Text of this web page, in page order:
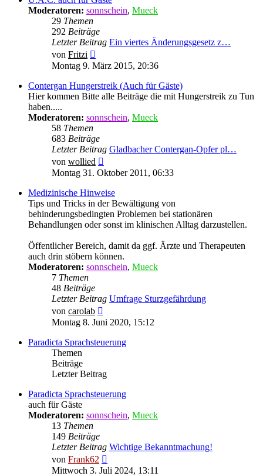
Moderatoren: sonnschein, Mueck
29 Themen
292 Beiträge
Letzter Beitrag Ein viertes Änderungsgesetz z…
von Fritzi
Beitrag
Montag 9. März 2015, 20:36
Contergan Hungerstreik (Auch für Gäste)
Hier kommen Bitte alle Beiträge die mit Hungerstreik zu Tun
haben.....
Moderatoren: sonnschein, Mueck
58 Themen
683 Beiträge
Letzter Beitrag Gladbacher Contergan-Opfer pl…
von wollied
Beitrag
Montag 31. Oktober 2011, 06:33
Medizinische Hinweise
Tips und Tricks in der Bewältigung von
behinderungsbedingten Problemen bei stationären
Behandlungen oder sonst im klinischen Alltag darzustellen.
Öffentlicher Bereich, damit da ggf. Ärzte und Therapeuten
auch drin stöbern können.
Moderatoren: sonnschein, Mueck
7 Themen
48 Beiträge
Letzter Beitrag Umfrage Sturzgefährdung
von carolab
Beitrag
Montag 8. Juni 2020, 15:12
Paradicta Sprachsteuerung
Themen
Beiträge
Letzter Beitrag
Paradicta Sprachsteuerung
auch für Gäste
Moderatoren: sonnschein, Mueck
13 Themen
149 Beiträge
Letzter Beitrag Wichtige Bekanntmachung!
von Frank62
Beitrag
Mittwoch 3. Juli 2024, 13:11